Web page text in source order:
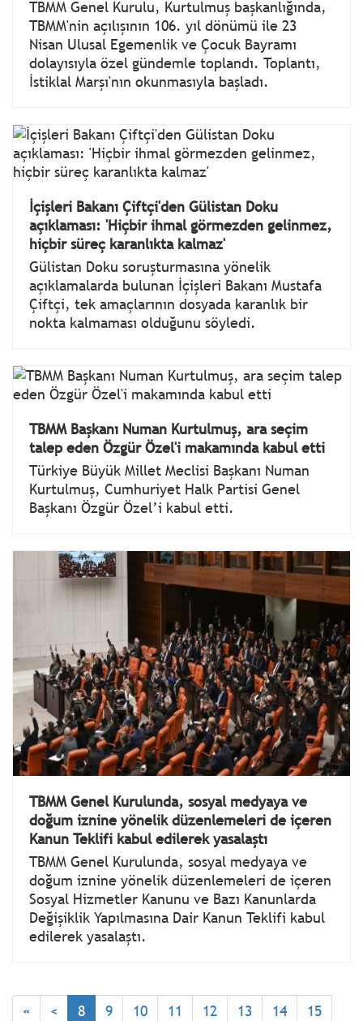
TBMM Genel Kurulu, Kurtulmuş başkanlığında,
TBMM'nin açılışının 106. yıl dönümü ile 23
Nisan Ulusal Egemenlik ve Çocuk Bayramı
dolayısıyla özel gündemle toplandı. Toplantı,
İstiklal Marşı'nın okunmasıyla başladı.
İçişleri Bakanı Çiftçi'den Gülistan Doku
açıklaması: 'Hiçbir ihmal görmezden gelinmez,
hiçbir süreç karanlıkta kalmaz'
Gülistan Doku soruşturmasına yönelik
açıklamalarda bulunan İçişleri Bakanı Mustafa
Çiftçi, tek amaçlarının dosyada karanlık bir
nokta kalmaması olduğunu söyledi.
TBMM Başkanı Numan Kurtulmuş, ara seçim
talep eden Özgür Özel'i makamında kabul etti
Türkiye Büyük Millet Meclisi Başkanı Numan
Kurtulmuş, Cumhuriyet Halk Partisi Genel
Başkanı Özgür Özel’i kabul etti.
TBMM Genel Kurulunda, sosyal medyaya ve
doğum iznine yönelik düzenlemeleri de içeren
Kanun Teklifi kabul edilerek yasalaştı
TBMM Genel Kurulunda, sosyal medyaya ve
doğum iznine yönelik düzenlemeleri de içeren
Sosyal Hizmetler Kanunu ve Bazı Kanunlarda
Değişiklik Yapılmasına Dair Kanun Teklifi kabul
edilerek yasalaştı.
« < 8 9 10 11 12 13 14
15